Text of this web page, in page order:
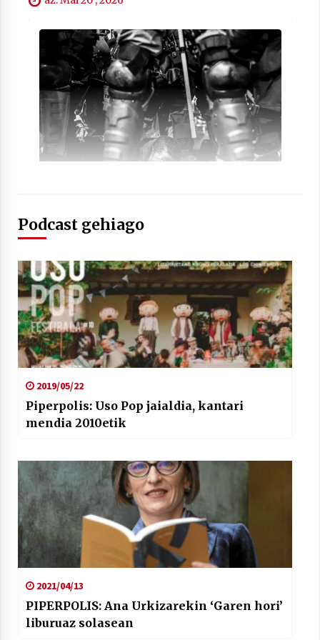
Arrosaren laburpen bideoa Hamaika
Telebistaren eskutik
2021/06/30
Podcast gehiago
2019/05/22
Piperpolis: Uso Pop jaialdia, kantari
mendia 2010etik
2021/04/13
PIPERPOLIS: Ana Urkizarekin ‘Garen hori’
liburuaz solasean